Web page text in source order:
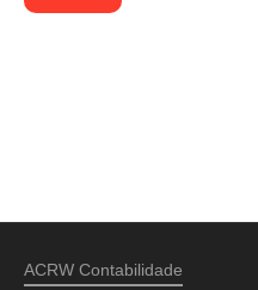
ACRW Contabilidade